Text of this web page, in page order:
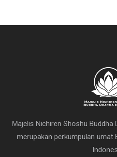
Majelis Nichiren Shoshu Buddha
merupakan perkumpulan umat